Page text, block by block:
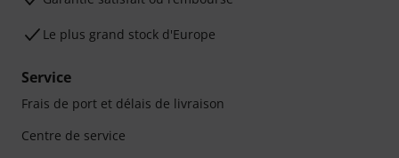
Le plus grand stock d'Europe
Service
Frais de port et délais de livraison
Centre de service